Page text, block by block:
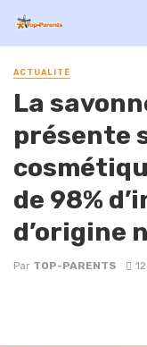
ACTUALITÉ
La
présente
de 98%
d’origine
Par TOP-PARENTS